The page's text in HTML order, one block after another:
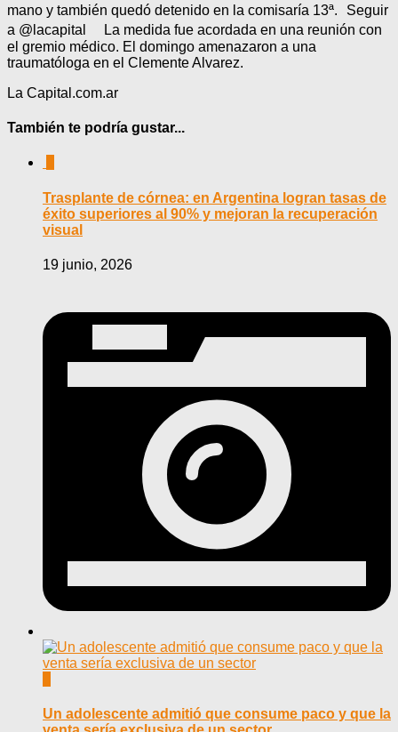
mano y también quedó detenido en la comisaría 13ª. Seguir
a @lacapital La medida fue acordada en una reunión con
el gremio médico. El domingo amenazaron a una
traumatóloga en el Clemente Alvarez.
La Capital.com.ar
También te podría gustar...
Trasplante de córnea: en Argentina logran tasas de
éxito superiores al 90% y mejoran la recuperación
visual
19 junio, 2026
Un adolescente admitió que consume paco y que la